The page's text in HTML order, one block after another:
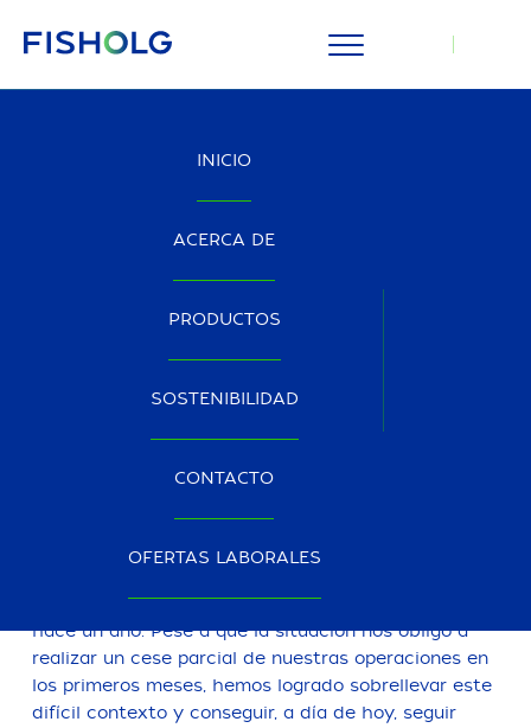
INICIO
ACERCA DE
PRODUCTOS
SOSTENIBILIDAD
CONTACTO
OFERTAS LABORALES
que estamos atravesando a nivel mundial desde
hace un año. Pese a que la situación nos obligó a
realizar un cese parcial de nuestras operaciones en
los primeros meses, hemos logrado sobrellevar este
difícil contexto y conseguir, a día de hoy, seguir